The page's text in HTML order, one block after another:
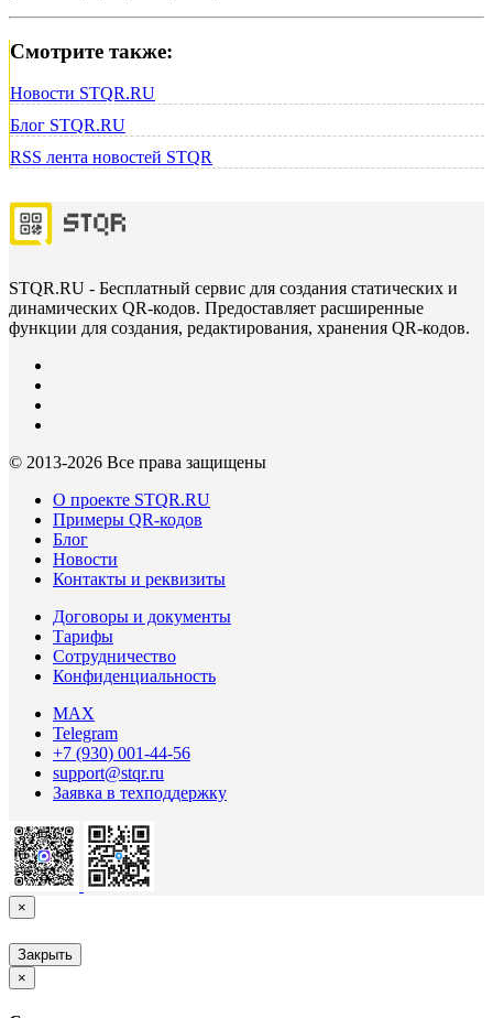
Смотрите также:
Новости STQR.RU
Блог STQR.RU
RSS лента новостей STQR
STQR.RU - Бесплатный сервис для создания статических и
динамических QR-кодов. Предоставляет расширенные
функции для создания, редактирования, хранения QR-кодов.
© 2013-2026 Все права защищены
О проекте STQR.RU
Примеры QR-кодов
Блог
Новости
Контакты и реквизиты
Договоры и документы
Тарифы
Сотрудничество
Конфиденциальность
MAX
Telegram
+7 (930) 001-44-56
support@stqr.ru
Заявка в техподдержку
×
Закрыть
×